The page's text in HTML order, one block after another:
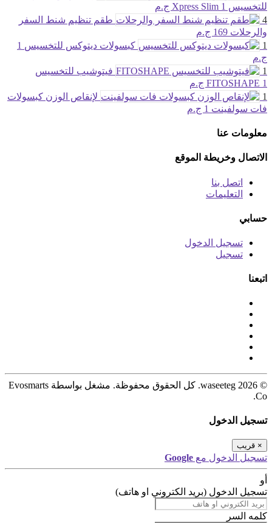
للتخسيس Xpress Slim 1 ج.م
4
طقم تنظيم شنط السفر
والرحلات 169 ج.م
1
كبسولات ديتوكس للتخسيس 1
ج.م
1
فيتوشيب للتخسيس
FITOSHAPE 1 ج.م
1
لإنقاص الوزن كبسولات
فات سولفينت 1 ج.م
معلومات عنا
الاتصال وخريطة الموقع
اتصل بنا
التعليمات
حسابي
تسجيل الدخول
تسجيل
اتبعنا
© 2026 waseeteg. كل الحقوق محفوظة. مشغل بواسطة Evosmarts
Co.
تسجيل الدخول
× قريب
تسجيل الدخول مع Google
أو
تسجيل الدخول (بريد الكتروني او هاتف)
كلمه السر